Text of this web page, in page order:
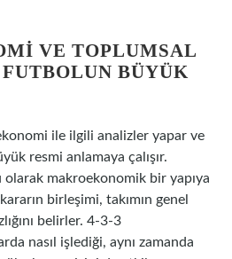
VE TOPLUMSAL
BÜYÜK
ile ilgili analizler yapar ve
resmi anlamaya çalışır.
olarak makroekonomik bir yapıya
birleşimi, takımın genel
belirler. 4-3-3
nasıl işlediği, aynı zamanda